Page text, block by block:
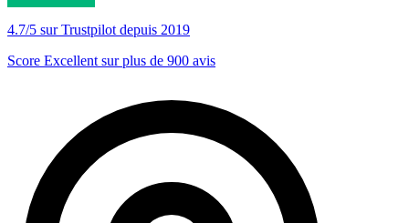
4.7/5 sur Trustpilot depuis 2019
Score Excellent sur plus de 900 avis